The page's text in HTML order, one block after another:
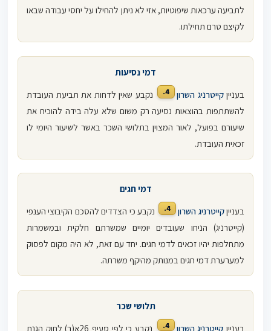
לתביעה ערכאות שיפוטיות, אזי לא ניתן להחילו על יחסי עבודה שבאו
לקיצם טרם תחילתו.
דמי נסיעות
בענייןקייטרניג השרון 4.
נקבע שאין לדחות את תביעת העובדת
להשתתפות בהוצאות נסיעה רק משום שלא עלה בידה להוכיח את
שיעורם בפועל, לאור המצוין בתלושי השכר באשר לשיעור היומי לו
זכאית העובדת.
דמי חגים
בענייןקייטרניג השרון 4.
נקבע כי הצדדים להסכם הקיבוצי הענפי
(קייטרניג) הניחו שעובדים יומיים שמשרתם חלקית ובמשמרות
מתחלפות יהיו זכאים לדמי חגים. יחד עם זאת, לא היה מקום לפסוק
למערערת דמי חגים במנותק מהיקף משרתה.
תלושי שכר
בעניין קייטרניג השרון 4.
נקבע כי לפי סעיף 26א(ב) לחוק הגנת